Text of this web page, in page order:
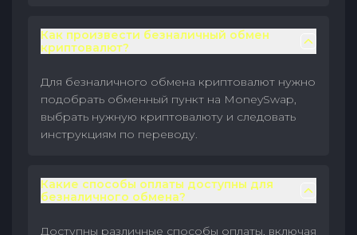
Как произвести безналичный обмен
криптовалют?
Для безналичного обмена криптовалют нужно
подобрать обменный пункт на MoneySwap,
выбрать нужную криптовалюту и следовать
инструкциям по переводу.
Какие способы оплаты доступны для
безналичного обмена?
Доступны различные способы оплаты, включая